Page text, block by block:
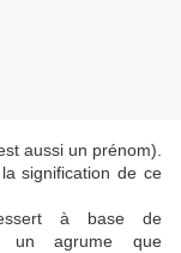
aussi un prénom).
signification de ce
à base de
un agrume que